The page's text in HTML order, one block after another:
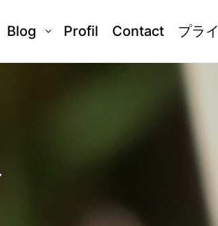
Blog Profil Contact プラ